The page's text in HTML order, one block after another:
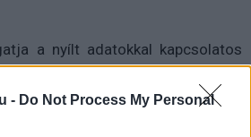
- Do Not Process My Personal
a nyílt adatokkal kapcsolatos
kutatás finanszírozásához való
a magánszektor nagyobb
a digitális egészségügyi